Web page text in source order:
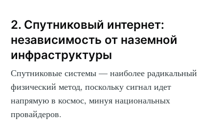
2. Спутниковый интернет:
независимость от наземной
инфраструктуры
Спутниковые системы — наиболее радикальный
физический метод, поскольку сигнал идет
напрямую в космос, минуя национальных
провайдеров.